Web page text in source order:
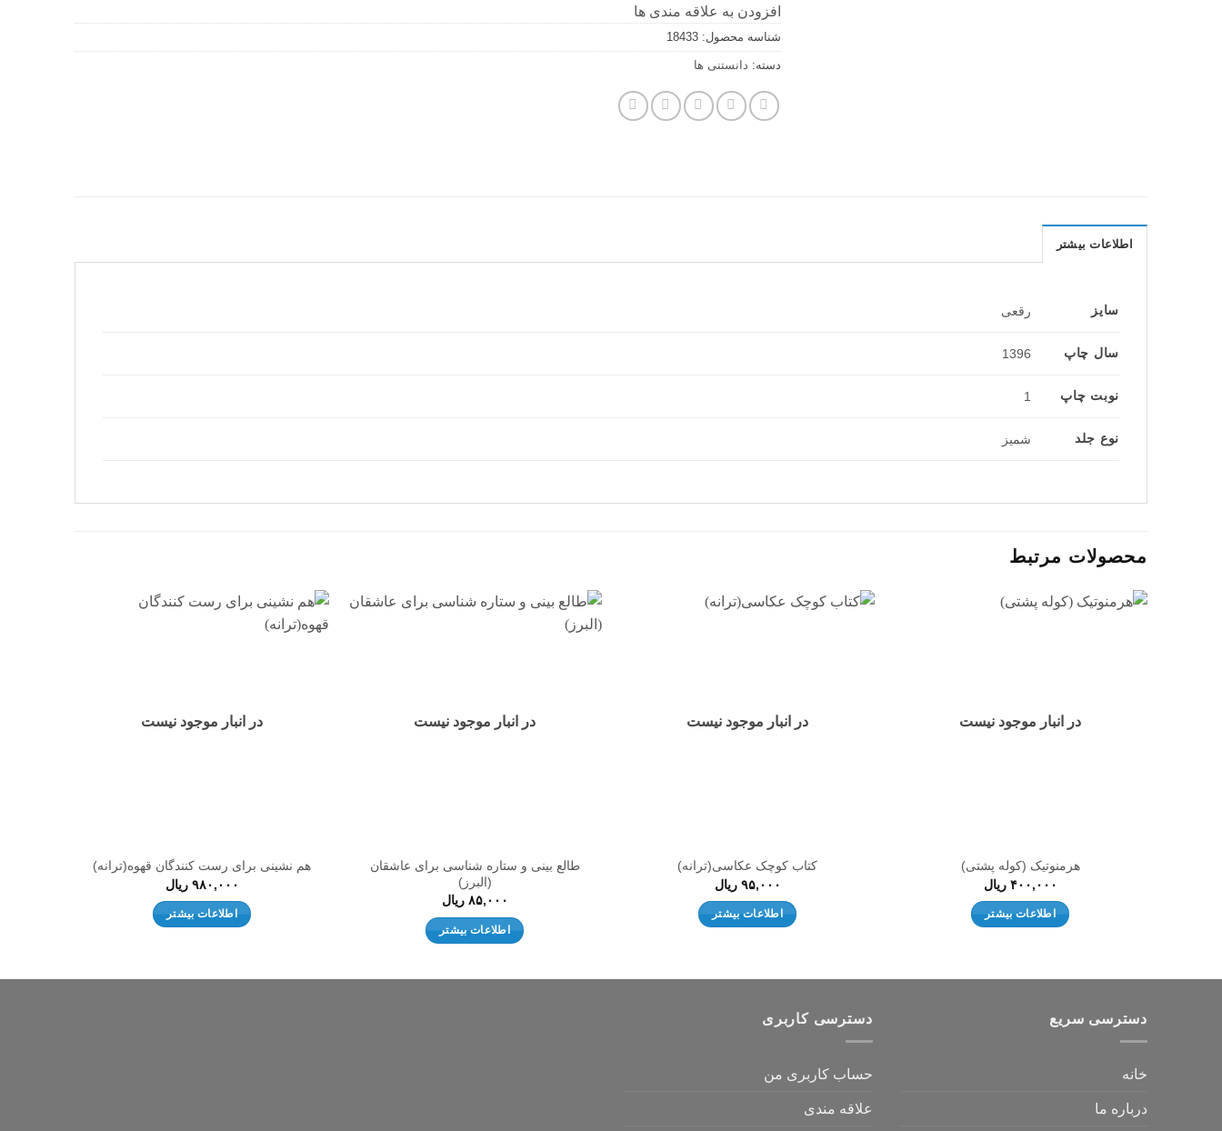
افزودن به علاقه مندی ها
شناسه محصول:18433
دسته: دانستنی ها
اطلاعات بیشتر
سایز رقعی
سال چاپ 1396
نوبت چاپ 1
نوع جلد شمیز
محصولات مرتبط
در انبار موجود نیست
هرمنوتیک (کوله پشتی)
۴۰۰,۰۰۰ ریال
اطلاعات بیشتر
در انبار موجود نیست
کتاب کوچک عکاسی(ترانه)
۹۵,۰۰۰ ریال
اطلاعات بیشتر
در انبار موجود نیست
طالع بینی و ستاره شناسی برای عاشقان
(البرز)
۸۵,۰۰۰ ریال
اطلاعات بیشتر
در انبار موجود نیست
هم نشینی برای رست کنندگان قهوه(ترانه)
۹۸۰,۰۰۰ ریال
اطلاعات بیشتر
دسترسی سریع
خانه
درباره ما
دسترسی کاربری
حساب کاربری من
علاقه مندی